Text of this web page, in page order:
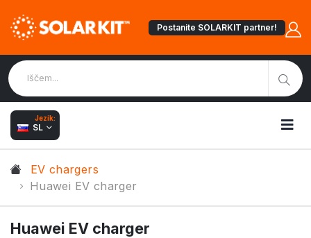
Postanite SOLARKIT partner!
Jezik:
SL
EV chargers
Huawei EV charger
Huawei EV charger